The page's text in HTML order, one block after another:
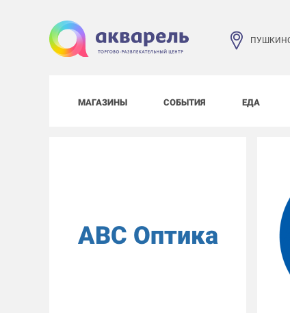
МАГАЗИНЫ СОБЫТИЯ ЕДА
АВС Оптика